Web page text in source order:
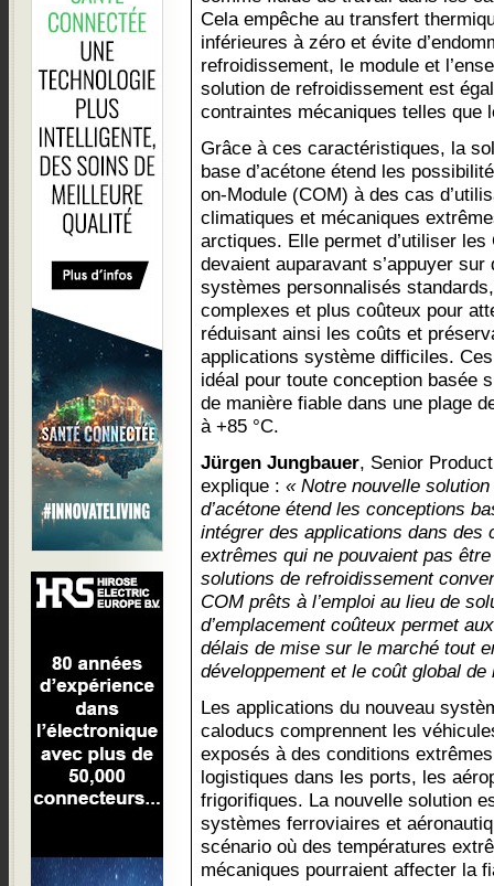
Cela empêche au transfert
inférieures à zéro et évite
refroidissement, le module et
solution de refroidissement est
contraintes mécaniques telles que
Grâce à ces caractéristiques, la
base d’acétone étend les
on-Module (COM) à des cas
climatiques et mécaniques
arctiques. Elle permet d’utiliser
devaient auparavant s’appuyer
systèmes personnalisés
complexes et plus coûteux pour
réduisant ainsi les coûts et
applications système difficiles.
idéal pour toute conception basée
de manière fiable dans une plage
à +85 °C.
Jürgen Jungbauer, Senior
explique : « Notre nouvelle
d’acétone étend les conceptions
intégrer des applications dans des
extrêmes qui ne pouvaient pas
solutions de refroidissement
COM prêts à l’emploi au lieu de
d’emplacement coûteux permet
délais de mise sur le marché tout
développement et le coût global
Les applications du nouveau
caloducs comprennent les
exposés à des conditions
logistiques dans les ports, les
frigorifiques. La nouvelle solution
systèmes ferroviaires et
scénario où des températures
mécaniques pourraient affecter la